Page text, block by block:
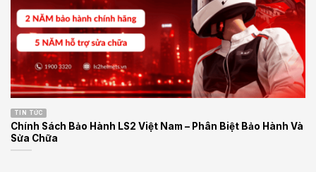
TIN TỨC
Chính Sách Bảo Hành LS2 Việt Nam – Phân Biệt Bảo Hành Và
Sửa Chữa